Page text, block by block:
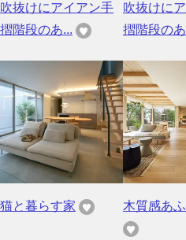
吹抜けにアイアン手
摺階段のあ...
吹抜けに
摺階段の
猫と暮らす家 木質感あ